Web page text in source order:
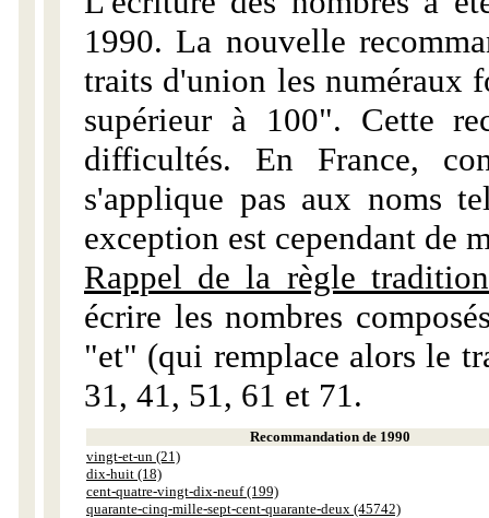
1990. La nouvelle
traits d'union les numéraux
supérieur à 100". Cette
difficultés. En France,
s'applique pas aux noms
exception est cependant de
Rappel de la règle
écrire les nombres
"et" (qui remplace alors le
31, 41, 51, 61 et 71.
Recommandation de 1990
vingt-et-un (21)
dix-huit (18)
cent-quatre-vingt-dix-neuf (199)
quarante-cinq-mille-sept-cent-quarante-deux (45742)